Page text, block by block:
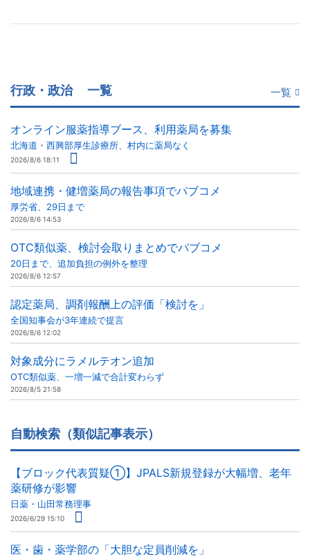
行政・政治 一覧 一覧
オンライン服薬指導ブース、利用薬局を募集
北海道・西興部厚生診療所、村内に薬局なく
2026/8/6 18:11
地域連携・健増薬局の報告事項でパブコメ
厚労省、29日まで
2026/8/6 14:53
OTC類似薬、検討会取りまとめでパブコメ
20日まで、追加負担の例外を整理
2026/8/6 12:57
認定薬局、調剤報酬上の評価「検討を」
全国知事会が3年連続で提言
2026/8/6 12:02
対象成分にラメルテオン追加
OTC類似薬、一増一減で合計変わらず
2026/8/5 21:58
自動検索（類似記事表示）
【ブロック代表質疑①】JPALS新規登録が大幅増、老年
薬研修が影響
日薬・山田常務理事
2026/6/29 15:10
医・歯・薬学部の「大胆な定員削減を」